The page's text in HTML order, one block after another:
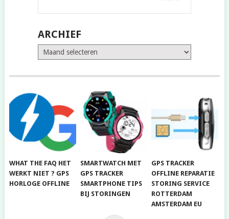
ARCHIEF
Archief
WHAT THE FAQ HET
WERKT NIET ? GPS
HORLOGE OFFLINE
SMARTWATCH MET
GPS TRACKER
SMARTPHONE TIPS
BIJ STORINGEN
GPS TRACKER
OFFLINE REPARATIE
STORING SERVICE
ROTTERDAM
AMSTERDAM EU